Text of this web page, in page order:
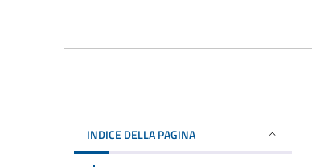
INDICE DELLA PAGINA